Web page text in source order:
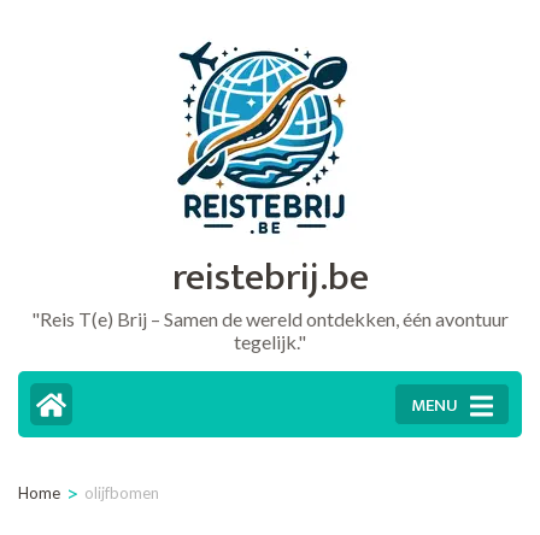
reistebrij.be
"Reis T(e) Brij – Samen de wereld ontdekken, één avontuur
tegelijk."
MENU
Home > olijfbomen